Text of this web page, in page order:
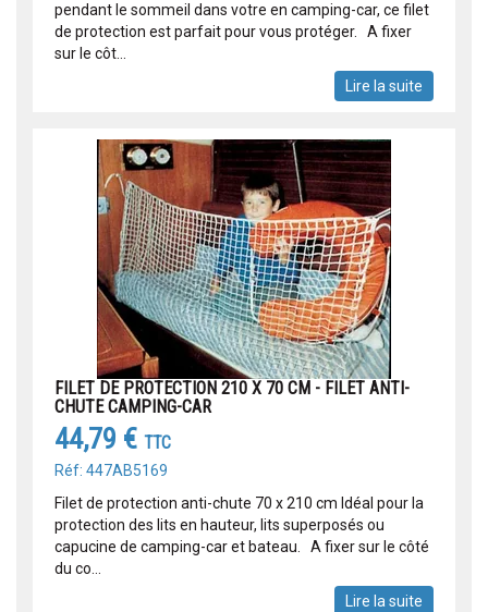
pendant le sommeil dans votre en camping-car, ce filet
de protection est parfait pour vous protéger. A fixer
sur le côt...
Lire la suite
FILET DE PROTECTION 210 X 70 CM - FILET ANTI-
CHUTE CAMPING-CAR
44,79 € TTC
Réf: 447AB5169
Filet de protection anti-chute 70 x 210 cm Idéal pour la
protection des lits en hauteur, lits superposés ou
capucine de camping-car et bateau. A fixer sur le côté
du co...
Lire la suite